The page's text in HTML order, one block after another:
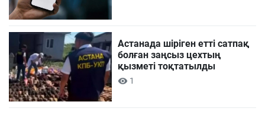
Астанада шіріген етті сатпақ
болған заңсыз цехтың
қызметі тоқтатылды
1